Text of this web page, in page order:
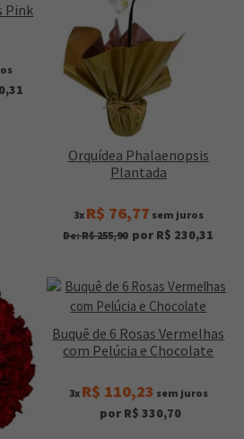
Pink
Orquídea Phalaenopsis
Plantada
3x R$ 76,77 sem juros
De: R$ 255,90 por R$ 230,31
Buquê de 6 Rosas Vermelhas
com Pelúcia e Chocolate
3x R$ 110,23 sem juros
por R$ 330,70